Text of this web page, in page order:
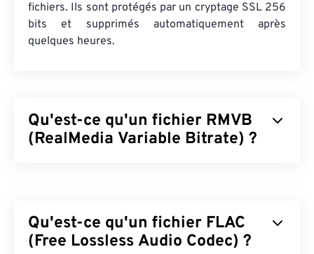
fichiers. Ils sont protégés par un cryptage SSL 256
bits et supprimés automatiquement après
quelques heures.
Qu'est-ce qu'un fichier RMVB
(RealMedia Variable Bitrate) ?
(VBR), ce qui signifie qu'il ajuste la bande passante
en fonction de la difficulté de compression d'un
Qu'est-ce qu'un fichier FLAC
(Free Lossless Audio Codec) ?